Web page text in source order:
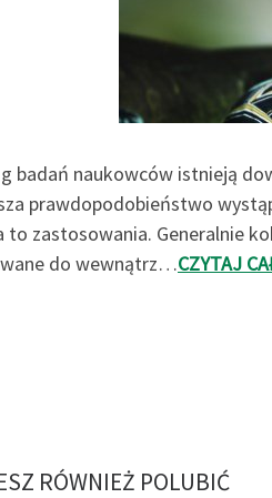
badań naukowców istnieją
prawdopodobieństwo
to zastosowania. Generalnie
do wewnątrz…CZYTAJ
RÓWNIEŻ POLUBIĆ